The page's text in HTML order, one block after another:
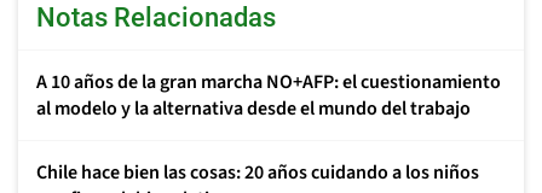
Notas Relacionadas
A 10 años de la gran marcha NO+AFP: el cuestionamiento
al modelo y la alternativa desde el mundo del trabajo
Chile hace bien las cosas: 20 años cuidando a los niños